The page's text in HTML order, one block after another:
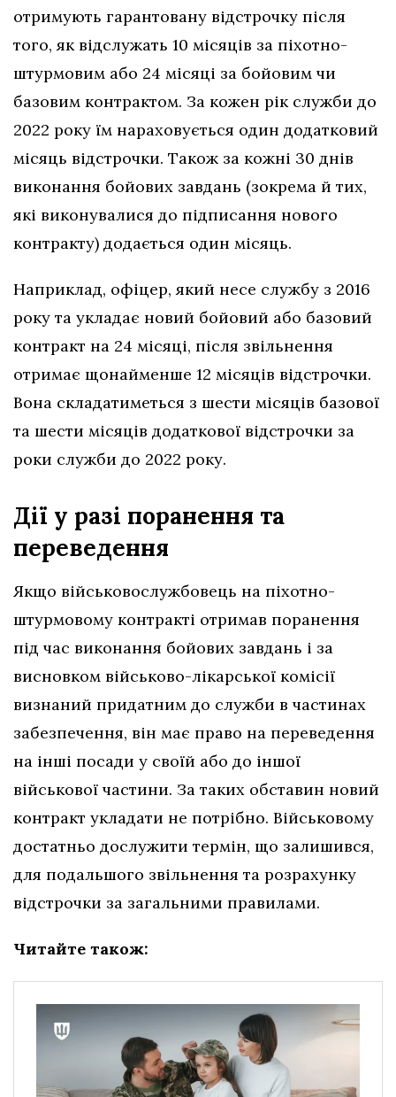
отримують гарантовану відстрочку після
того, як відслужать 10 місяців за піхотно-
штурмовим або 24 місяці за бойовим чи
базовим контрактом. За кожен рік служби до
2022 року їм нараховується один додатковий
місяць відстрочки. Також за кожні 30 днів
виконання бойових завдань (зокрема й тих,
які виконувалися до підписання нового
контракту) додається один місяць.
Наприклад, офіцер, який несе службу з 2016
року та укладає новий бойовий або базовий
контракт на 24 місяці, після звільнення
отримає щонайменше 12 місяців відстрочки.
Вона складатиметься з шести місяців базової
та шести місяців додаткової відстрочки за
роки служби до 2022 року.
Дії у разі поранення та
переведення
Якщо військовослужбовець на піхотно-
штурмовому контракті отримав поранення
під час виконання бойових завдань і за
висновком військово-лікарської комісії
визнаний придатним до служби в частинах
забезпечення, він має право на переведення
на інші посади у своїй або до іншої
військової частини. За таких обставин новий
контракт укладати не потрібно. Військовому
достатньо дослужити термін, що залишився,
для подальшого звільнення та розрахунку
відстрочки за загальними правилами.
Читайте також: